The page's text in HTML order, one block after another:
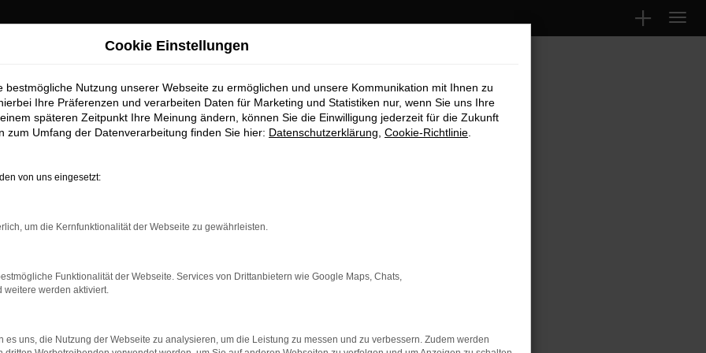
mit der Unternehmensleitung und dem Mitarbeiter Team von Gebrüder
– gleich zwei besondere Jubiläen zu feiern: Seit
gratulierte der Unternehmerin Petra Pientka mit einem Blumenstrauß
der Gebrüder Nolte Mitarbeiter für die Kunden gewürdigt wird.
Belege unserer z. T. sehr langjährigen Kunden, die schon mehrere
Cookie Einstellungen
bestmögliche Nutzung unserer Webseite zu ermöglichen und unsere Kommunikation mit Ihnen zu
Ihre Präferenzen und verarbeiten Daten für Marketing und Statistiken nur, wenn Sie uns Ihre
späteren Zeitpunkt Ihre Meinung ändern, können Sie die Einwilligung jederzeit für die Zukunft
zum Umfang der Datenverarbeitung finden Sie hier: Datenschutzerklärung Cookie-Richtlinie
von uns eingesetzt:
um die Kernfunktionalität der Webseite zu gewährleisten.
Funktionalität der Webseite. Services von Drittanbietern wie Google Maps, Chats,
weitere werden aktiviert.
es uns, die Nutzung der Webseite zu analysieren, um die Leistung zu messen und zu verbessern. Zudem werden